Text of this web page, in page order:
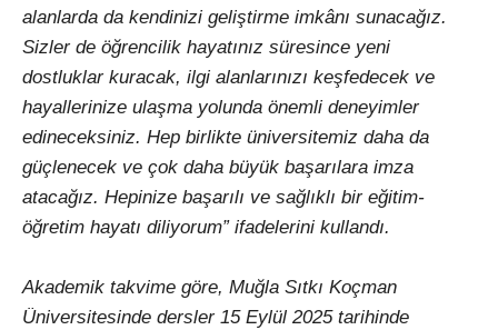
alanlarda da kendinizi geliştirme imkânı sunacağız.
Sizler de öğrencilik hayatınız süresince yeni
dostluklar kuracak, ilgi alanlarınızı keşfedecek ve
hayallerinize ulaşma yolunda önemli deneyimler
edineceksiniz. Hep birlikte üniversitemiz daha da
güçlenecek ve çok daha büyük başarılara imza
atacağız. Hepinize başarılı ve sağlıklı bir eğitim-
öğretim hayatı diliyorum” ifadelerini kullandı.
Akademik takvime göre, Muğla Sıtkı Koçman
Üniversitesinde dersler 15 Eylül 2025 tarihinde